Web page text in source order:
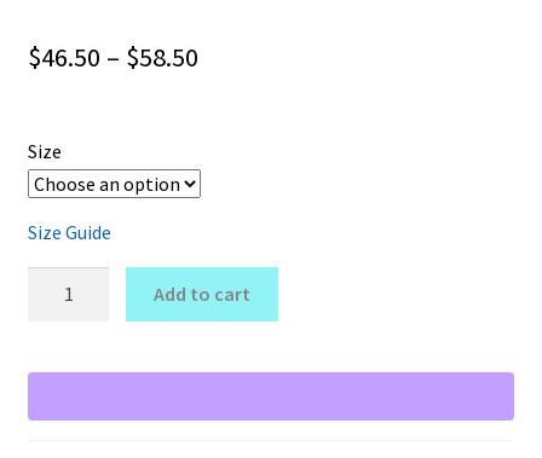
$46.50 – $58.50Price
Size
Size Guide
de
Add to cart